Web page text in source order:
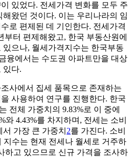
있었다. 전세가격 변화를 모두 주
왔던 것이다. 이는 우리나라의 임
로 편제된 데 기인한다. 전세가격
부터 편제해왔고, 한국 부동산원에
있으나, 월세가격지수는 한국부동
융에서는 수도권 아파트만을 대상
있다.
사에서 집세 품목으로 존재하는
사용하여 연구를 진행한다. 한국
전체 가중치의 9.83%로 이 중에
와 4.43%를 차지하며, 전세는 소비
가장 큰 가중치 2를 가진다. 소비
지수는 현재 전세나 월세로 거주하
하고 있으므로 신규 가격을 조사하